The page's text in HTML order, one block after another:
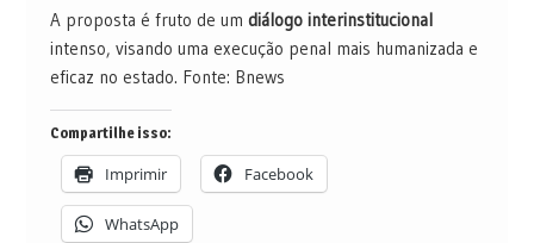
A proposta é fruto de um diálogo interinstitucional
intenso, visando uma execução penal mais humanizada e
eficaz no estado. Fonte: Bnews
Compartilhe isso:
Imprimir Facebook
WhatsApp